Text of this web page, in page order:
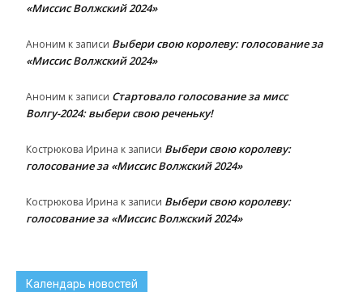
«Миссис Волжский 2024»
Аноним к записи Выбери свою королеву: голосование за
«Миссис Волжский 2024»
Аноним к записи Стартовало голосование за мисс
Волгу-2024: выбери свою реченьку!
Кострюкова Ирина к записи Выбери свою королеву:
голосование за «Миссис Волжский 2024»
Кострюкова Ирина к записи Выбери свою королеву:
голосование за «Миссис Волжский 2024»
Календарь новостей